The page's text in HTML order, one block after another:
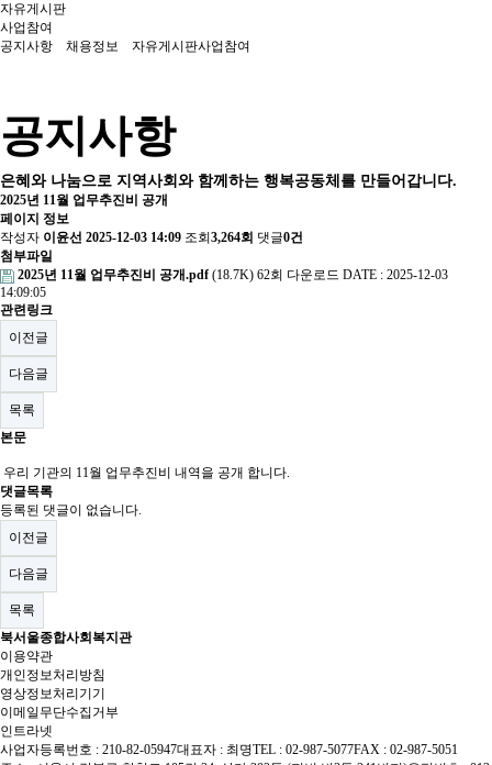
자유게시판
사업참여
공지사항
채용정보 자유게시판사업참여
공지사항
은혜와 나눔으로 지역사회와 함께하는 행복공동체를 만들어갑니다.
2025년 11월 업무추진비 공개
페이지 정보
작성자 이윤선 2025-12-03 14:09 조회 3,264회 댓글0건
첨부파일
2025년 11월 업무추진비 공개.pdf(18.7K) 62회 다운로드 DATE : 2025-12-03
14:09:05
관련링크
이전글
다음글
목록
본문
우리 기관의 11월 업무추진비 내역을 공개 합니다.
댓글목록
등록된 댓글이 없습니다.
이전글
다음글
목록
북서울종합사회복지관
이용약관
개인정보처리방침
영상정보처리기기
이메일무단수집거부
인트라넷
사업자등록번호 : 210-82-05947대표자 : 최명TEL : 02-987-5077FAX : 02-987-5051